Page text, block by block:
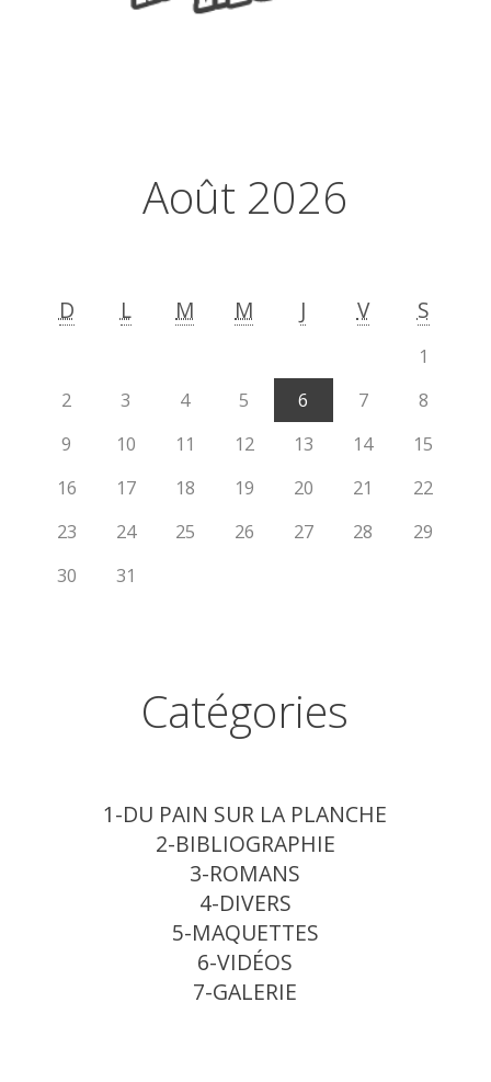
Août 2026
D L M M J V S
1
2
3 4 5 6 7
8
9
10 11 12 13 14
15
16
17 18 19 20 21
22
23
24 25 26 27 28
29
30
31
Catégories
1-DU PAIN SUR LA PLANCHE
2-BIBLIOGRAPHIE
3-ROMANS
4-DIVERS
5-MAQUETTES
6-VIDÉOS
7-GALERIE